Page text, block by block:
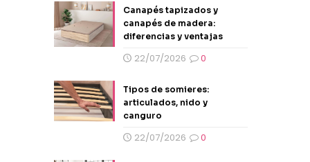
Canapés tapizados y
canapés de madera:
diferencias y ventajas
22/07/2026 0
Tipos de somieres:
articulados, nido y
canguro
22/07/2026 0